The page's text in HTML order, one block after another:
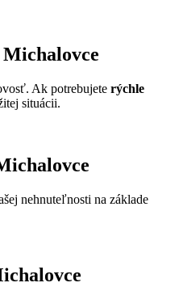
Ak potrebujete rýchle
situácii.
nehnuteľnosti na základe